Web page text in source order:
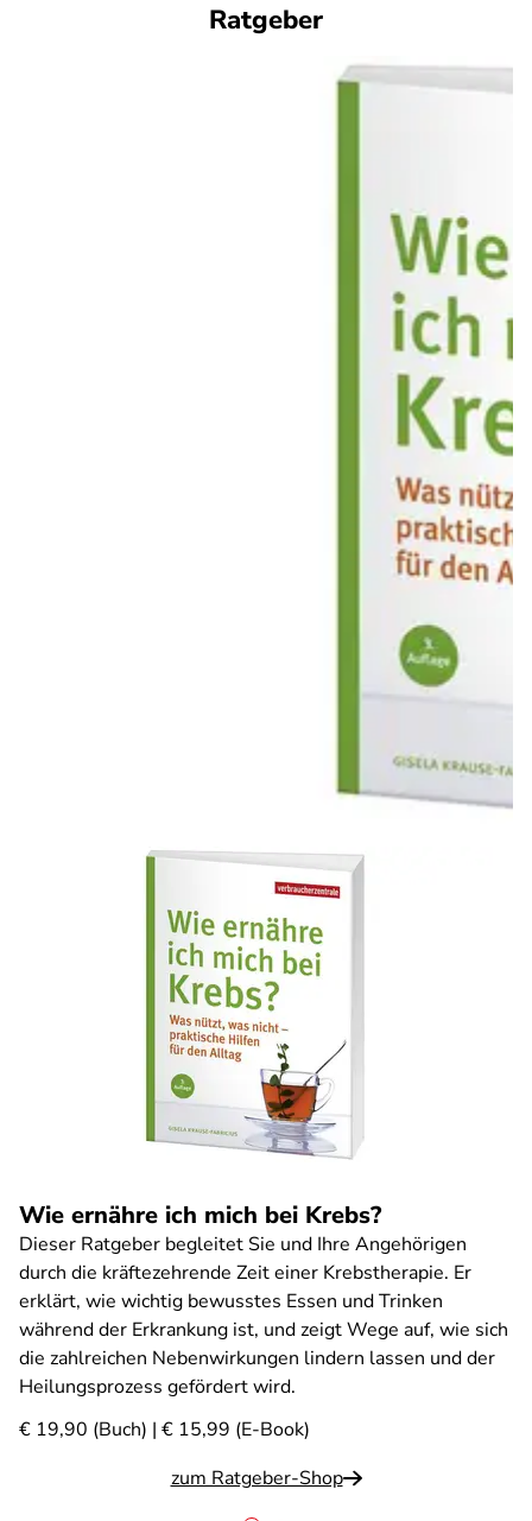
Ratgeber
Wie ernähre ich mich bei Krebs?
Dieser Ratgeber begleitet Sie und Ihre Angehörigen
durch die kräftezehrende Zeit einer Krebstherapie. Er
erklärt, wie wichtig bewusstes Essen und Trinken
während der Erkrankung ist, und zeigt Wege auf, wie sich
die zahlreichen Nebenwirkungen lindern lassen und der
Heilungsprozess gefördert wird.
€ 19,90 (Buch) | € 15,99 (E-Book)
zum Ratgeber-Shop